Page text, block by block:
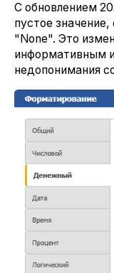
С обновлением
пустое
"None". Это
информативным
недопонимания